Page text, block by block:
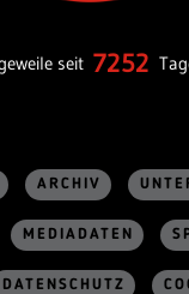
seit 7252
ARCHIV
MEDIADATEN
DATENSCHUTZ